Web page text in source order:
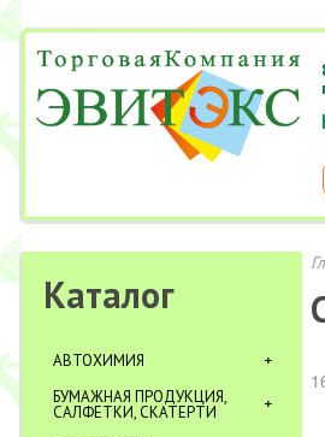
Каталог
АВТОХИМИЯ
БУМАЖНАЯ ПРОДУКЦИЯ,
САЛФЕТКИ, СКАТЕРТИ